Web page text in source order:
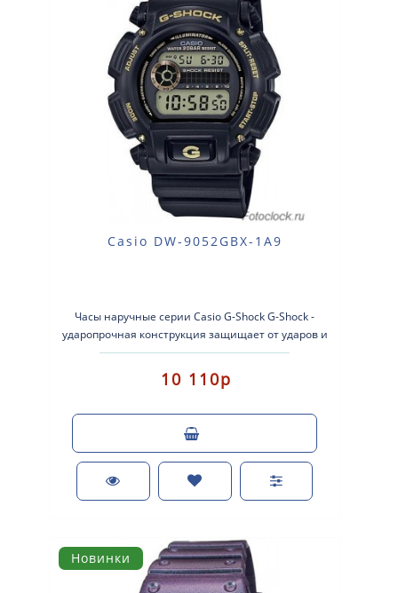
Casio DW-9052GBX-1A9
Часы наручные серии Casio G-Shock G-Shock -
ударопрочная конструкция защищает от ударов и
вибрации. Кварцевые наручные часы...
10 110р
Новинки